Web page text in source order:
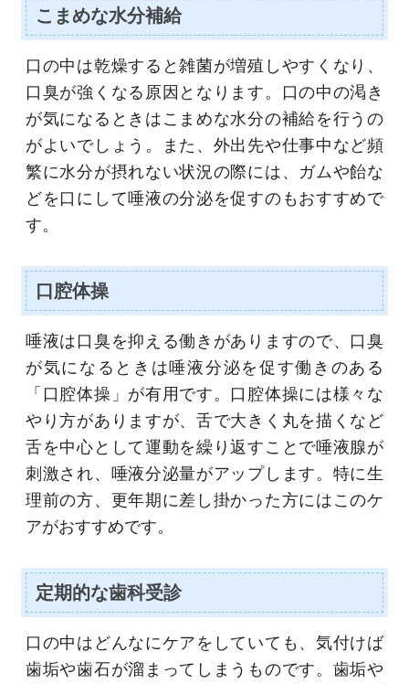
こまめな水分補給
口の中は乾燥すると雑菌が増殖しやすくなり、
口臭が強くなる原因となります。口の中の渇き
が気になるときはこまめな水分の補給を行うの
がよいでしょう。また、外出先や仕事中など頻
繁に水分が摂れない状況の際には、ガムや飴な
どを口にして唾液の分泌を促すのもおすすめで
す。
口腔体操
唾液は口臭を抑える働きがありますので、口臭
が気になるときは唾液分泌を促す働きのある
「口腔体操」が有用です。口腔体操には様々な
やり方がありますが、舌で大きく丸を描くなど
舌を中心として運動を繰り返すことで唾液腺が
刺激され、唾液分泌量がアップします。特に生
理前の方、更年期に差し掛かった方にはこのケ
アがおすすめです。
定期的な歯科受診
口の中はどんなにケアをしていても、気付けば
歯垢や歯石が溜まってしまうものです。歯垢や